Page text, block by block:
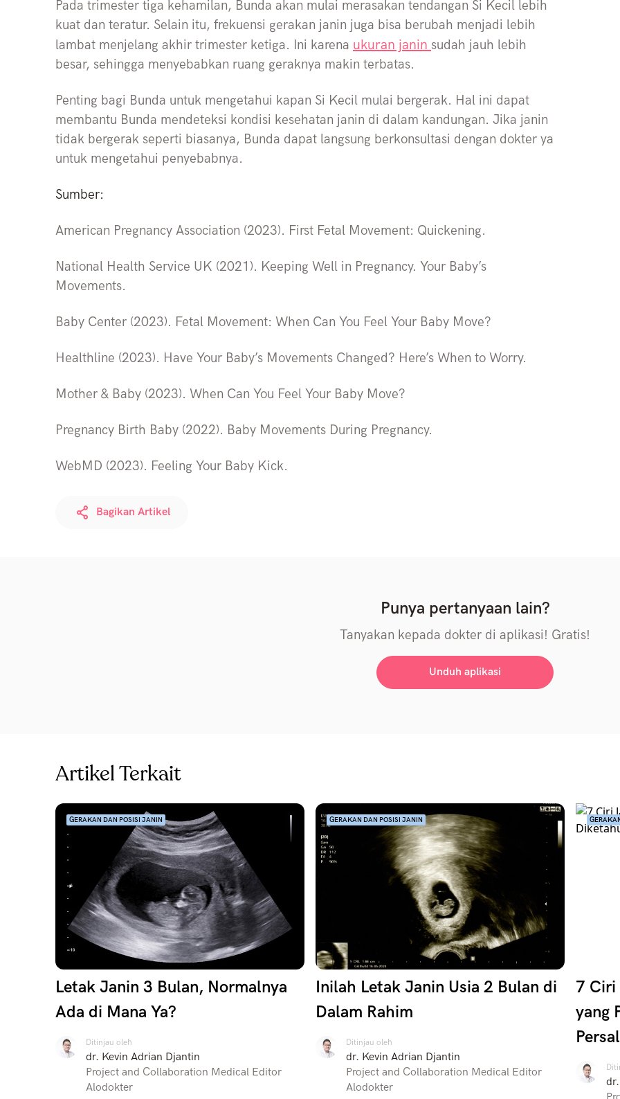
Pada trimester tiga kehamilan, Bunda akan mulai merasakan tendangan Si Kecil lebih
kuat dan teratur. Selain itu, frekuensi gerakan janin juga bisa berubah menjadi lebih
lambat menjelang akhir trimester ketiga. Ini karena ukuran janin sudah jauh lebih
besar, sehingga menyebabkan ruang geraknya makin terbatas.
Penting bagi Bunda untuk mengetahui kapan Si Kecil mulai bergerak. Hal ini dapat
membantu Bunda mendeteksi kondisi kesehatan janin di dalam kandungan. Jika janin
tidak bergerak seperti biasanya, Bunda dapat langsung berkonsultasi dengan dokter ya
untuk mengetahui penyebabnya.
Sumber:
American Pregnancy Association (2023). First Fetal Movement: Quickening.
National Health Service UK (2021). Keeping Well in Pregnancy. Your Baby’s
Movements.
Baby Center (2023). Fetal Movement: When Can You Feel Your Baby Move?
Healthline (2023). Have Your Baby’s Movements Changed? Here’s When to Worry.
Mother & Baby (2023). When Can You Feel Your Baby Move?
Pregnancy Birth Baby (2022). Baby Movements During Pregnancy.
WebMD (2023). Feeling Your Baby Kick.
Bagikan Artikel
Punya pertanyaan lain?
Tanyakan kepada dokter di aplikasi! Gratis!
Unduh aplikasi
Artikel Terkait
GERAKAN DAN POSISI JANIN
Letak Janin 3 Bulan, Normalnya
Ada di Mana Ya?
Ditinjau oleh
dr. Kevin Adrian Djantin
Project and Collaboration Medical Editor
Alodokter
GERAKAN DAN POSISI JANIN
Inilah Letak Janin Usia 2 Bulan di
Dalam Rahim
Ditinjau oleh
dr. Kevin Adrian Djantin
Project and Collaboration Medical Editor
Alodokter
7 Ciri
yang